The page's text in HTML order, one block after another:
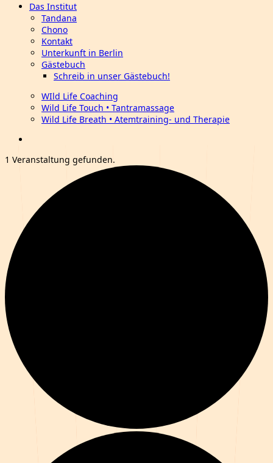
Das Institut
Tandana
Chono
Kontakt
Unterkunft in Berlin
Gästebuch
Schreib in unser Gästebuch!
WIld Life Coaching
Wild Life Touch • Tantramassage
Wild Life Breath • Atemtraining- und Therapie
1 Veranstaltung gefunden.